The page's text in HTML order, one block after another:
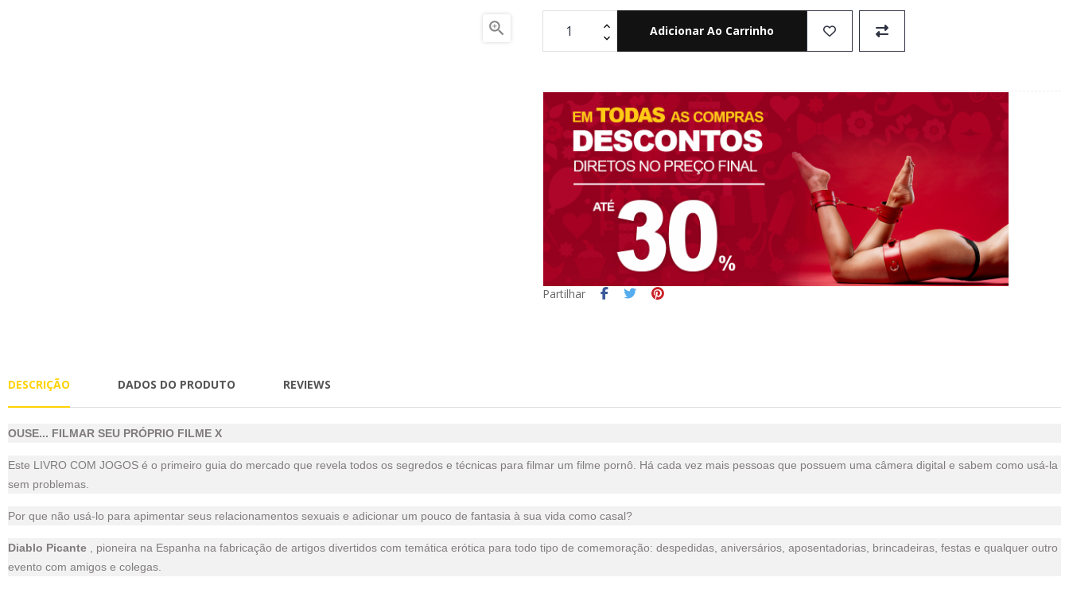
 Adicionar Ao Carrinho
Partilhar
DESCRIÇÃO DADOS DO PRODUTO REVIEWS
OUSE... FILMAR SEU PRÓPRIO FILME X
Este LIVRO COM JOGOS é o primeiro guia do mercado que revela todos os segredos e técnicas para filmar um filme pornô. Há cada vez mais pessoas que possuem uma câmera digital e sabem como usá-la
sem problemas.
Por que não usá-lo para apimentar seus relacionamentos sexuais e adicionar um pouco de fantasia à sua vida como casal?
Diablo Picante , pioneira na Espanha na fabricação de artigos divertidos com temática erótica para todo tipo de comemoração: despedidas, aniversários, aposentadorias, brincadeiras, festas e qualquer outro
evento com amigos e colegas.